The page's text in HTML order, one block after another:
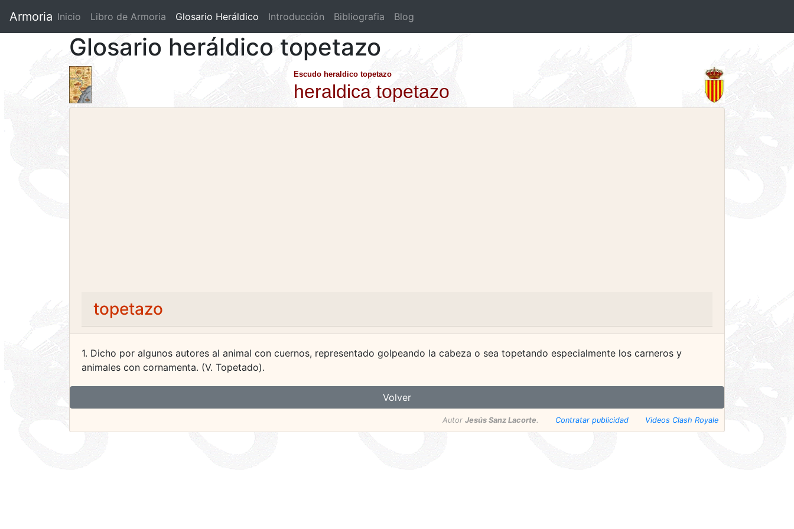
Armoria Inicio Libro de Armoria (current)
Glosario Heráldico Introducción Bibliografia Blog
Glosario heráldico topetazo
Escudo heraldico topetazo
heraldica topetazo
topetazo
1. Dicho por algunos autores al animal con cuernos, representado golpeando la cabeza o sea topetando especialmente los carneros y
animales con cornamenta. (V. Topetado).
Volver
Autor Jesús Sanz Lacorte. Contratar publicidad Videos Clash Royale